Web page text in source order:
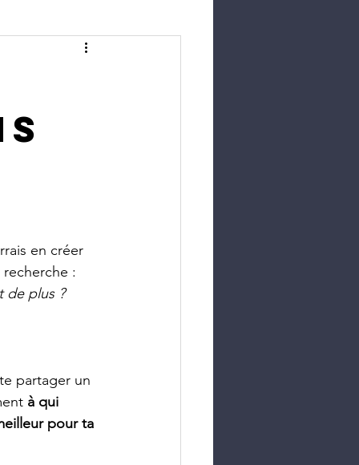
en créer
:
de plus ?
partager un
à qui
pour ta